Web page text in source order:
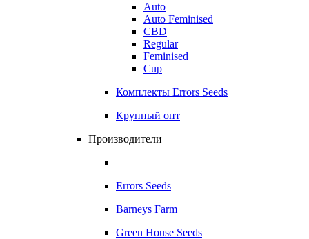
Auto
Auto Feminised
CBD
Regular
Feminised
Cup
Комплекты Errors Seeds
Крупный опт
Производители
Errors Seeds
Barneys Farm
Green House Seeds